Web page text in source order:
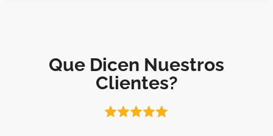
Que Dicen Nuestros
Clientes?